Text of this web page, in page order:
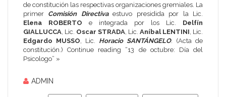
de constitución las respectivas organizaciones gremiales. La
primer Comisión Directivaestuvo presidida por la Lic.
Elena ROBERTO e integrada por los Lic. Delfín
GIALLUCCA , Lic. Oscar STRADA , Lic. Aníbal LENTINI , Lic.
Edgardo MUSSO , Lic. Horacio SANTÁNGELO. (Acta de
constitución.)Continue reading “13 de octubre: Día del
Psicologo” »
ADMIN